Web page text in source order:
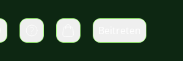
DirektnachrichtenWarenkorb